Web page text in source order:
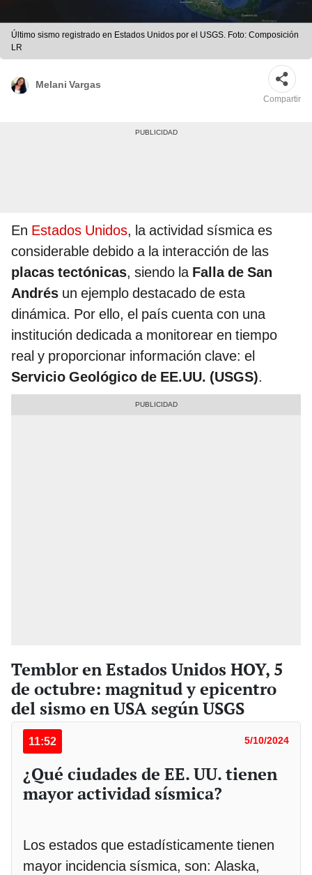
Último sismo registrado en Estados Unidos por el USGS. Foto: Composición
LR
Melani Vargas
Compartir
En Estados Unidos, la actividad sísmica es
considerable debido a la interacción de las
placas tectónicas, siendo la Falla de San
Andrés un ejemplo destacado de esta
dinámica. Por ello, el país cuenta con una
institución dedicada a monitorear en tiempo
real y proporcionar información clave: el
Servicio Geológico de EE.UU. (USGS).
Temblor en Estados Unidos HOY, 5
de octubre: magnitud y epicentro
del sismo en USA según USGS
11:52 5/10/2024
¿Qué ciudades de EE. UU. tienen
mayor actividad sísmica?
Los estados que estadísticamente tienen
mayor incidencia sísmica, son: Alaska,